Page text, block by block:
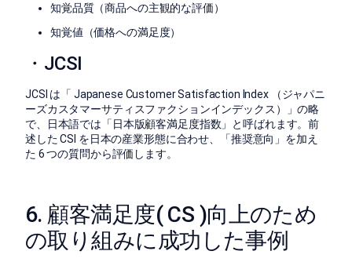
知覚品質（商品への主観的な評価）
知覚値（価格への満足度）
・JCSI
JCSI は「 Japanese Customer Satisfaction Index （ジャパニ
ーズカスタマーサティスファクションインデックス）」の略
で、日本語では「日本版顧客満足度指数」と呼ばれます。前
述した CSI を日本の産業形態に合わせ、「推奨意向」を加え
た 6 つの質問から評価します。
6. 顧客満足度( CS )向上のため
の取り組みに成功した事例